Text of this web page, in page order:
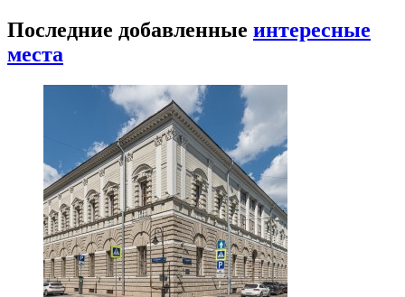
Последние добавленные интересные
места